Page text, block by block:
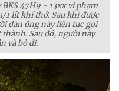
47H9 - 13xx vi phạm
1 lít khí thở. Sau khi được
đàn ông này liên tục gọi
Sau đó, người này
và bỏ đi.